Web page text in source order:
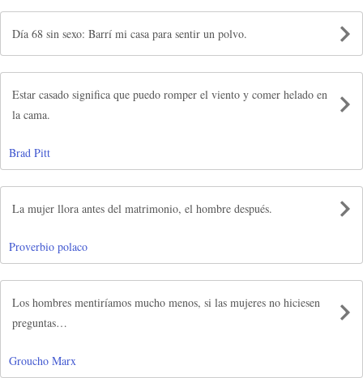
Día 68 sin sexo: Barrí mi casa para sentir un polvo.
Estar casado significa que puedo romper el viento y comer helado en
la cama.
Brad Pitt
La mujer llora antes del matrimonio, el hombre después.
Proverbio polaco
Los hombres mentiríamos mucho menos, si las mujeres no hiciesen
preguntas…
Groucho Marx